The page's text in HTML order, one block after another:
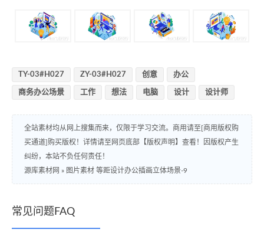
TY-03#H027 ZY-03#H027 创意 办公
商务办公场景 工作 想法 电脑 设计 设计师
全站素材均从网上搜集而来，仅限于学习交流。商用请至[商用版权购
买通道]购买版权！详情请至网页底部【版权声明】查看！因版权产生
纠纷，本站不负任何责任！
源库素材网 » 图片素材 等距设计办公插画立体场景-9
常见问题FAQ